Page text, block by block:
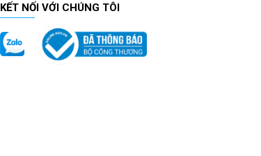
KẾT NỐI VỚI CHÚNG TÔI